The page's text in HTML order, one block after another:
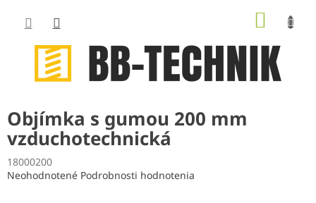
obsah
Objímka s gumou 200 mm
vzduchotechnická
18000200
Priemerné
Neohodnotené Podrobnosti hodnotenia